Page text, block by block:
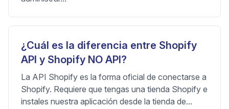
¿Cuál es la diferencia entre Shopify
API y Shopify NO API?
La API Shopify es la forma oficial de conectarse a
Shopify. Requiere que tengas una tienda Shopify e
instales nuestra aplicación desde la tienda de...